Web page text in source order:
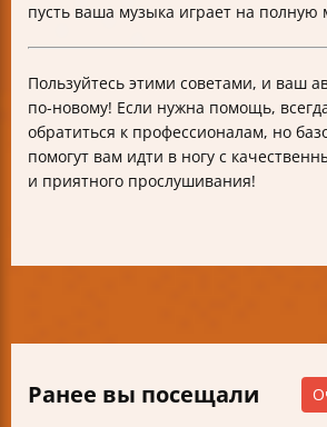
пусть ваша музыка играет на полную
Пользуйтесь этими советами, и ваш
по-новому! Если нужна помощь,
обратиться к профессионалам, но
помогут вам идти в ногу с
и приятного прослушивания!
Ранее вы посещали